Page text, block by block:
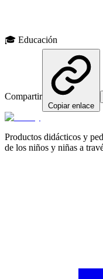
Ver productos
🎓 Educación
Compartir
Copiar enlace
Productos didácticos y
de los niños y niñas a